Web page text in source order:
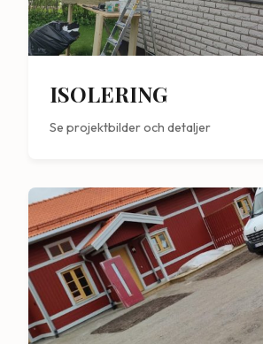
ISOLERING
Se projektbilder och detaljer